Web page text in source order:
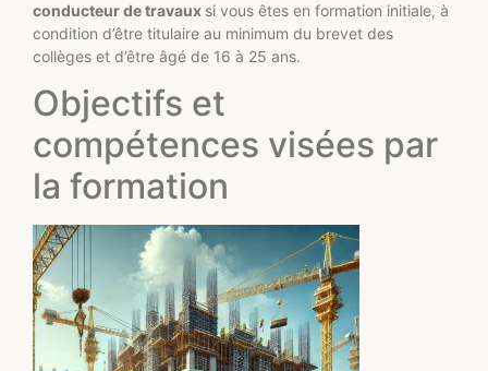
conducteur de travaux si vous êtes en formation initiale, à
condition d’être titulaire au minimum du brevet des
collèges et d’être âgé de 16 à 25 ans.
Objectifs et
compétences visées par
la formation